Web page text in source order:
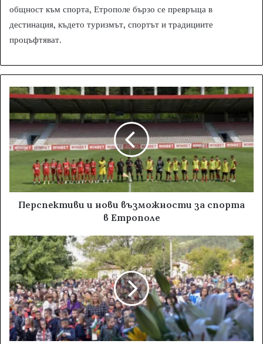
общност към спорта, Етрополе бързо се превръща в
дестинация, където туризмът, спортът и традициите
процъфтяват.
Перспективи и нови възможности за спорта
в Етрополе